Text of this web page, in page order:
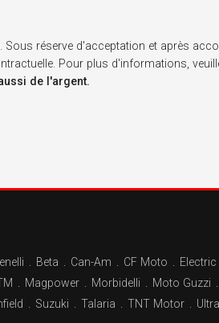
réserve d'acceptation et après
Pour plus d'informations,
de l'argent.
Beta Can-Am CF Moto
Magpower Morbidelli Moto Guzzi
Suzuki Talaria TNT Motor